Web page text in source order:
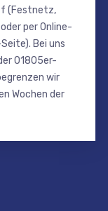
(Festnetz,
per Online-
Bei uns
01805er-
wir
Wochen der